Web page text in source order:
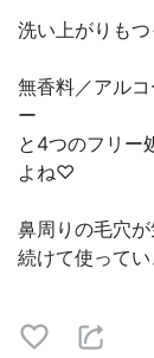
洗い上がりも
無香料／アル
ー
と4つのフリー
よね♡
鼻周りの毛穴
続けて使って